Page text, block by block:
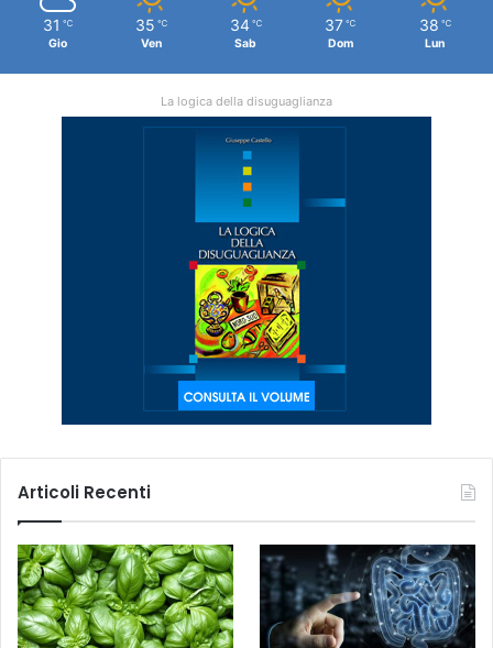
31 ℃
Gio
35 ℃
Ven
34 ℃
Sab
37 ℃
Dom
38 ℃
Lun
La logica della disuguaglianza
Articoli Recenti